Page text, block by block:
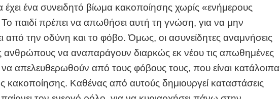
έχει ένα συνειδητό βίωμα κακοποίησης χωρίς «ενήμερους
παιδί πρέπει να απωθήσει αυτή τη γνώση, για να μην
από την οδύνη και το φόβο. Όμως, οι ασυνείδητες αναμνήσεις
ανθρώπους να αναπαράγουν διαρκώς εκ νέου τις απωθημένες
να απελευθερωθούν από τους φόβους τους, που είναι κατάλοιπα
κακοποίησης. Καθένας από αυτούς δημιουργεί καταστάσεις